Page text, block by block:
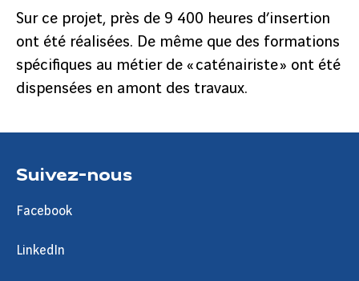
Sur ce projet, près de 9 400 heures d’insertion
ont été réalisées. De même que des formations
spécifiques au métier de « caténairiste » ont été
dispensées en amont des travaux.
Suivez-nous
Facebook
LinkedIn